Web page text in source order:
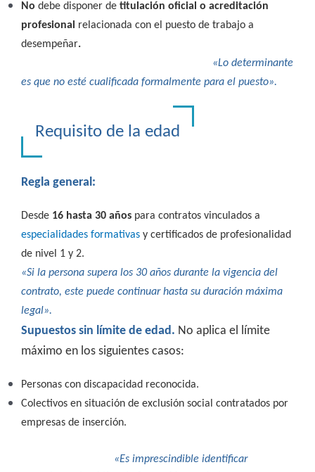
No debe disponer de titulación oficial o acreditación
profesional relacionada con el puesto de trabajo a
desempeñar.
«Lo determinante
es que no esté cualificada formalmente para el puesto».
Requisito de la edad
Regla general:
Desde 16 hasta 30 años para contratos vinculados a
especialidades formativas y certificados de profesionalidad
de nivel 1 y 2.
«Si la persona supera los 30 años durante la vigencia del
contrato, este puede continuar hasta su duración máxima
legal».
Supuestos sin límite de edad. No aplica el límite
máximo en los siguientes casos:
Personas con discapacidad reconocida.
Colectivos en situación de exclusión social contratados por
empresas de inserción.
«Es imprescindible identificar